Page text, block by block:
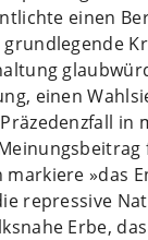
einen
grundlegende
einen
markiere »das
repressive
Erbe,